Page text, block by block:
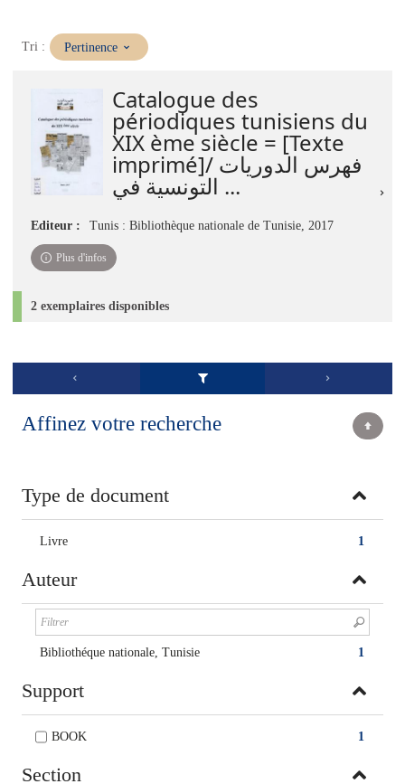
Tri : (Mise
immédiate)
Pertinence
Catalogue des
périodiques tunisiens du
XIX ème siècle = [Texte
imprimé]/ فهرس الدوريات
التونسية في ...
Editeur : Tunis : Bibliothèque nationale de Tunisie, 2017
Plus d'infos
2 exemplaires disponibles
Affinez votre recherche
Type de document
1
Livre
Auteur
1
Bibliothéque nationale, Tunisie
Support
1
BOOK
Section